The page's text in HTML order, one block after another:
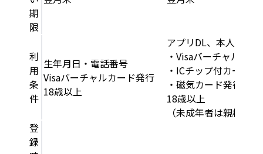
期
限
利
用
条
件
生年月日・電話番号
Visaバーチャルカード発行
18歳以上
アプリDL、本人確認
・Visaバーチャルカー
・ICチップ付カード
・磁気カード発行
18歳以上
（未成年者は親権者
登
録